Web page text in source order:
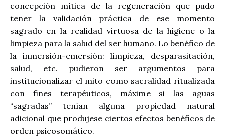
concepción mítica de la regeneración que pudo
tener la validación práctica de ese momento
sagrado en la realidad virtuosa de la higiene o la
limpieza para la salud del ser humano. Lo benéfico de
la inmersión-emersión: limpieza, desparasitación,
salud, etc. pudieron ser argumentos para
institucionalizar el mito como sacralidad ritualizada
con fines terapéuticos, máxime si las aguas
“sagradas” tenían alguna propiedad natural
adicional que produjese ciertos efectos benéficos de
orden psicosomático.